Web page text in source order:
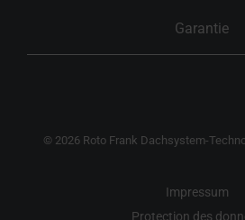
Garantie
© 2026 Roto Frank Dachsystem-
Impressum
Protection des